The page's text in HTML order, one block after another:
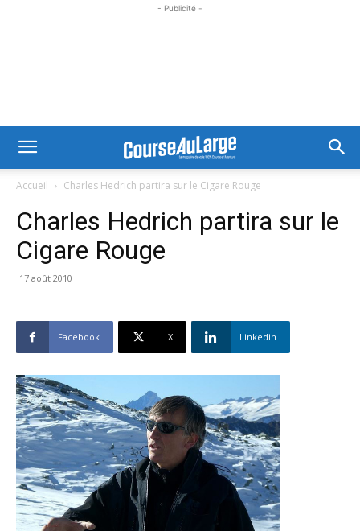
- Publicité -
Accueil Charles Hedrich partira sur le Cigare Rouge
Charles Hedrich partira sur le
Cigare Rouge
17 août 2010
Facebook X Linkedin